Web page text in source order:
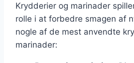
Krydderier og marinader
rolle i at forbedre smagen af
nogle af de mest anvendte
marinader: